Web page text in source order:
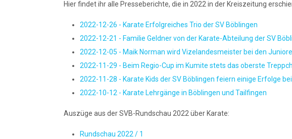
Hier findet ihr alle Presseberichte, die in 2022 in der Kreiszeitung
2022-12-26 - Karate Erfolgreiches Trio der SV Böblingen
2022-12-21 - Familie Geldner von der Karate-Abteilung der SV
2022-12-05 - Maik Norman wird Vizelandesmeister bei den
2022-11-29 - Beim Regio-Cup im Kumite stets das oberste
2022-11-28 - Karate Kids der SV Böblingen feiern einige Erfolge
2022-10-12 - Karate Lehrgänge in Böblingen und Tailfingen
Auszüge aus der SVB-Rundschau 2022 über Karate:
Rundschau 2022 / 1